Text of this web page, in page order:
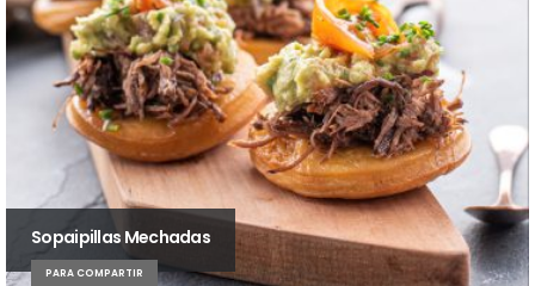
Sopaipillas Mechadas
PARA COMPARTIR